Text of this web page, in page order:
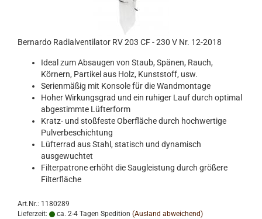
Bernardo Radialventilator RV 203 CF - 230 V Nr. 12-2018
Ideal zum Absaugen von Staub, Spänen, Rauch,
Körnern, Partikel aus Holz, Kunststoff, usw.
Serienmäßig mit Konsole für die Wandmontage
Hoher Wirkungsgrad und ein ruhiger Lauf durch optimal
abgestimmte Lüfterform
Kratz- und stoßfeste Oberfläche durch hochwertige
Pulverbeschichtung
Lüfterrad aus Stahl, statisch und dynamisch
ausgewuchtet
Filterpatrone erhöht die Saugleistung durch größere
Filterfläche
Art.Nr.: 1180289
Lieferzeit:
ca. 2-4 Tagen Spedition (Ausland abweichend)